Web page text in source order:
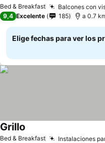
Bed & Breakfast Balcones con
9,4 Excelente 185 a 0.7
Elige fechas para ver los
Bed & Breakfast Instalaciones
Grillo